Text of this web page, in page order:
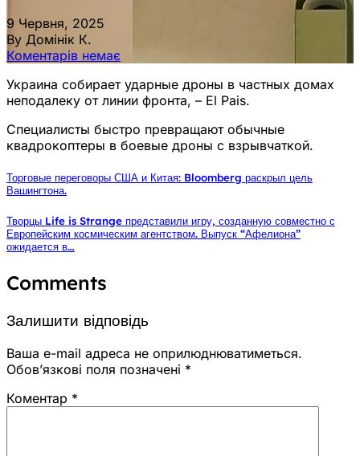
9 Червня, 2025
By Домінік К.
Коментарів немає
Украина собирает ударные дроны в частных домах
неподалеку от линии фронта, – El Pais.
Специалисты быстро превращают обычные
квадрокоптеры в боевые дроны с взрывчаткой.
Торговые переговоры США и Китая: Bloomberg раскрыл цель
Вашингтона.
Творцы Life is Strange представили игру, созданную совместно с
Европейским космическим агентством. Выпуск “Афелиона”
ожидается в…
Comments
Залишити відповідь
Ваша e-mail адреса не оприлюднюватиметься.
Обов’язкові поля позначені *
Коментар *